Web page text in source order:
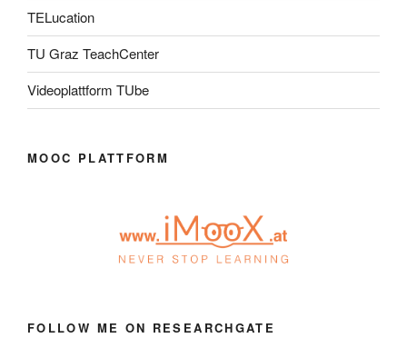
TELucation
TU Graz TeachCenter
Videoplattform TUbe
MOOC PLATTFORM
FOLLOW ME ON RESEARCHGATE